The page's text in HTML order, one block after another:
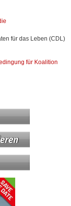
für das Leben (CDL)
für Koalition